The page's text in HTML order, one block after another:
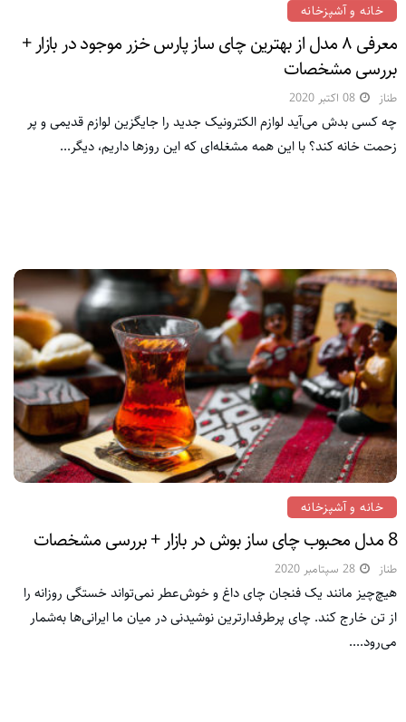
خانه و آشپزخانه
معرفی ۸ مدل از بهترین چای ساز پارس خزر موجود در بازار +
بررسی مشخصات
طناز 08 اکتبر 2020
چه کسی بدش می‌آید لوازم الکترونیک جدید را جایگزین لوازم قدیمی و پر
زحمت خانه کند؟ با این همه مشغله‌ای که این روزها داریم، دیگر...
خانه و آشپزخانه
8 مدل محبوب چای ساز بوش در بازار + بررسی مشخصات
طناز 28 سپتامبر 2020
هیچ‌چیز مانند یک فنجان چای داغ و خوش‌عطر نمی‌تواند خستگی روزانه را
از تن خارج کند. چای پرطرفدارترین نوشیدنی در میان ما ایرانی‌ها به‌شمار
می‌رود....